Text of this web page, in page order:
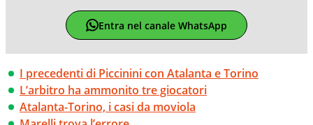
Entra nel canale WhatsApp
I precedenti di Piccinini con Atalanta e Torino
L’arbitro ha ammonito tre giocatori
Atalanta-Torino, i casi da moviola